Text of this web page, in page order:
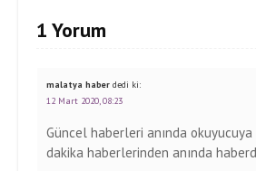
1 Yorum
malatya haber dedi ki:
12 Mart 2020, 08:23
Güncel haberleri anında
dakika haberlerinden anında